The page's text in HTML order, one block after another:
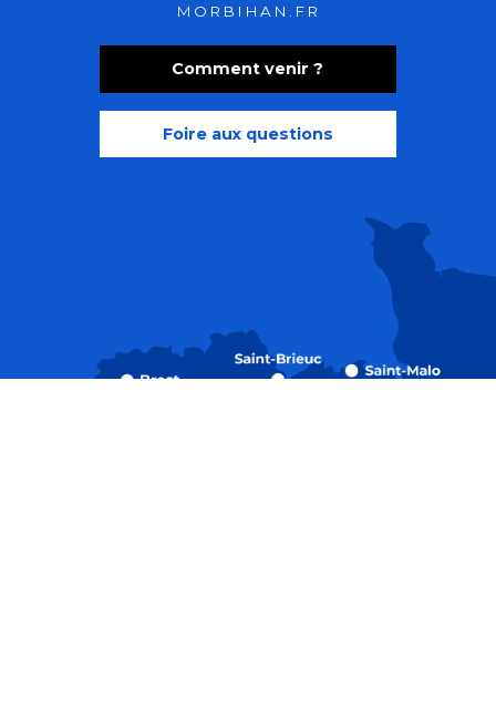
Recherche
Comment venir ?
Foire aux questions
MORBIHAN.FR